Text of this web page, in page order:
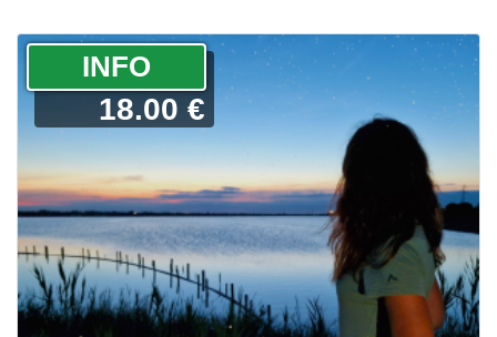
­INFO
18.00 €